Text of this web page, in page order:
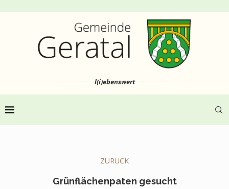
l(i)ebenswert
ZURÜCK
Grünflächenpaten gesucht